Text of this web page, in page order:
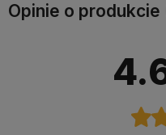
Opinie o produkcie